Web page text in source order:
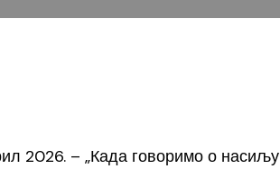
2026. – „Када говоримо о